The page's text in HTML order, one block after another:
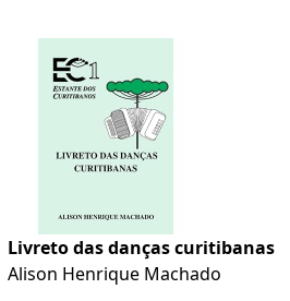
Livreto das danças curitibanas
Alison Henrique Machado